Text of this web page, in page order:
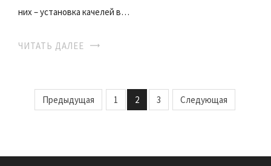
них – установка качелей в…
ЧИТАТЬ ДАЛЕЕ
Предыдущая 1 2 3 Следующая